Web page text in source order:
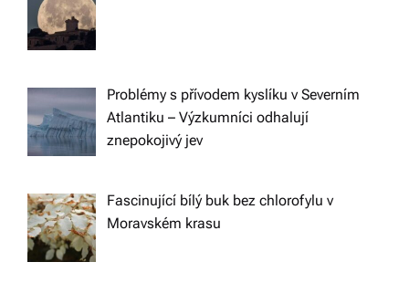
Problémy s přívodem kyslíku v Severním
Atlantiku – Výzkumníci odhalují
znepokojivý jev
Fascinující bílý buk bez chlorofylu v
Moravském krasu